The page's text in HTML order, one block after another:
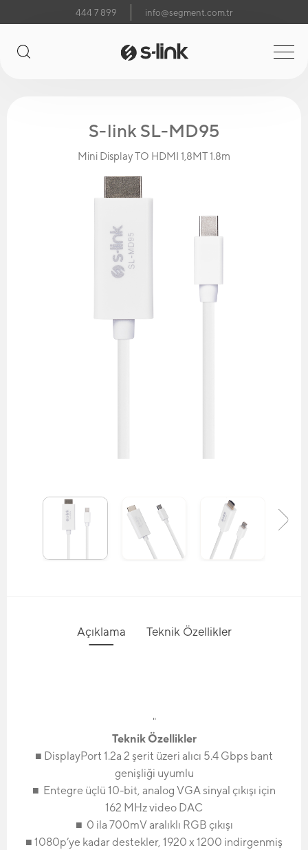
444 7 899 info@segment.com.tr
S-link SL-MD95
Mini Display TO HDMI 1,8MT 1.8m
Açıklama Teknik Özellikler
"
Teknik Özellikler
■ DisplayPort 1.2a 2 şerit üzeri alıcı 5.4 Gbps bant
genişliği uyumlu
■ Entegre üçlü 10-bit, analog VGA sinyal çıkışı için
162 MHz video DAC
■ 0 ila 700mV aralıklı RGB çıkışı
■ 1080p’ye kadar destekler, 1920 x 1200 indirgenmiş